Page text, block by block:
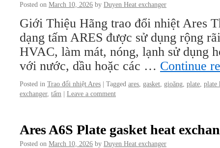
Posted on March 10, 2026 by Duyen Heat exchanger
Giới Thiệu Hãng trao đổi nhiệt Ares
dạng tấm ARES được sử dụng rộng
HVAC, làm mát, nóng, lạnh sử dụng
với nước, dầu hoặc các … Continue
Posted in Trao đổi nhiệt Ares | Tagged ares gasket gioăng plate plate
exchanger, tấm | Leave a comment
Ares A6S Plate gasket heat
Posted on March 10, 2026 by Duyen Heat exchanger